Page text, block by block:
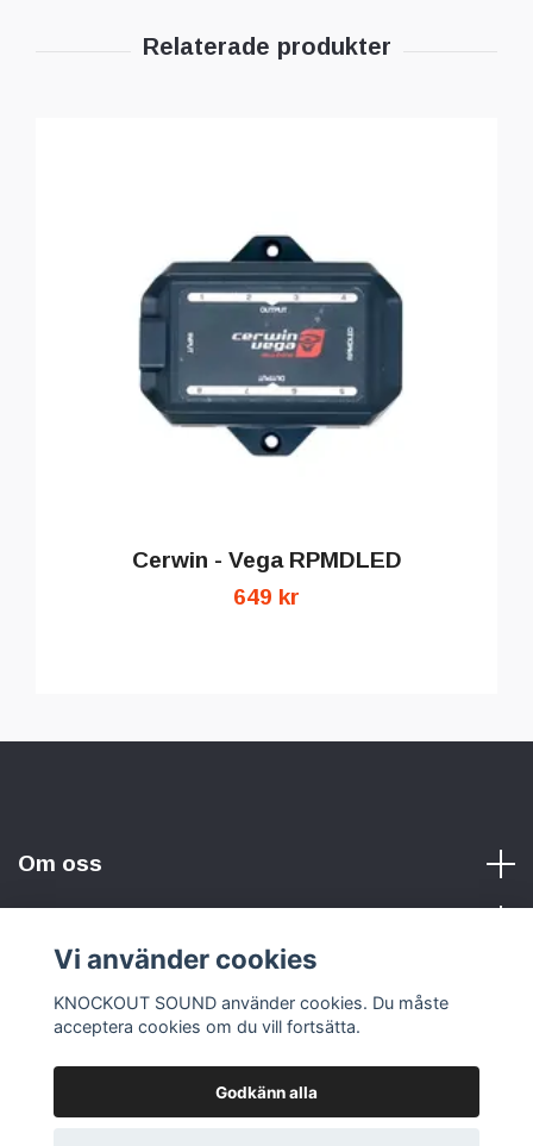
Cerwin - Vega RPMDLED
649 kr
Om oss
Sociala medier
Vi använder cookies
KNOCKOUT SOUND använder cookies. Du måste
acceptera cookies om du vill fortsätta.
Godkänn alla